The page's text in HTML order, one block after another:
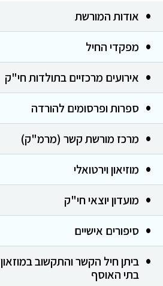
אודות המורשת
מפקדי החיל
אירועים מרכזיים בתולדות חי"ק
ספרות ופרסומים להורדה
מרכז מורשת קשר (מרמ"ק)
מוזיאון וירטואלי
מועדון יוצאי חי"ק
סיפורים אישיים
ביתן חיל הקשר והתקשוב במוזאון
בתי האוסף